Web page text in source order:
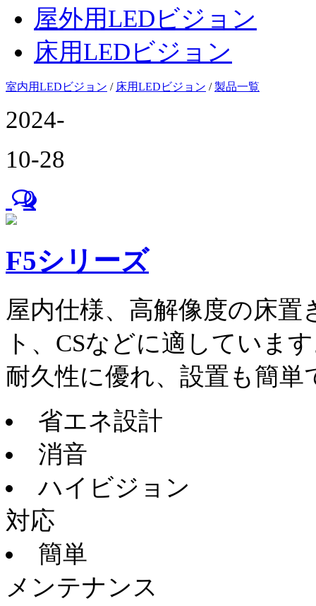
屋外用LEDビジョン
床用LEDビジョン
室内用LEDビジョン / 床用LEDビジョン /製品一覧
2024-
10-28
0
F5シリーズ
屋内仕様、高解像度の床
ト、CSなどに適していま
耐久性に優れ、設置も簡単
省エネ設計
消音
ハイビジョン
対応
簡単
メンテナンス